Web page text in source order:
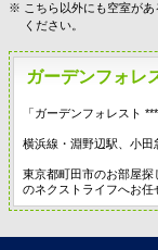
こちら以外にも空室が
ください。
ガーデンフォレ
「ガーデンフォレスト
横浜線・淵野辺駅、小田
東京都町田市のお部屋
のネクストライフへお任